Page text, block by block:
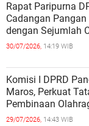
Rapat Paripurna
Cadangan
dengan Sejumlah
30/07/2026, 14:19 WIB
Komisi I DPRD
Maros, Perkuat
Pembinaan
29/07/2026, 14:43 WIB